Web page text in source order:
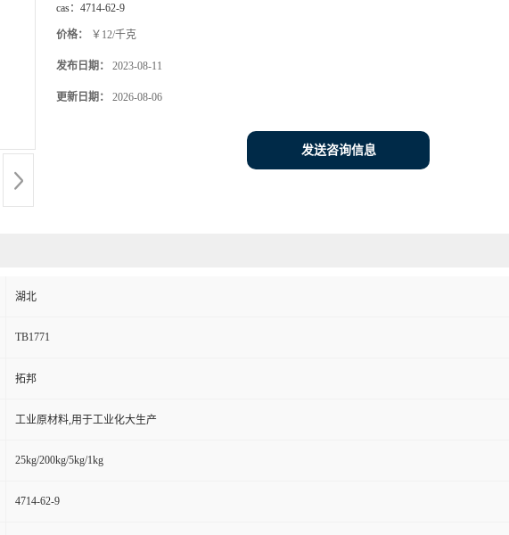
cas： 4714-62-9
价格： ￥12/千克
发布日期： 2023-08-11
更新日期： 2026-08-06
发送咨询信息
湖北
TB1771
拓邦
工业原材料,用于工业化大生产
25kg/200kg/5kg/1kg
4714-62-9